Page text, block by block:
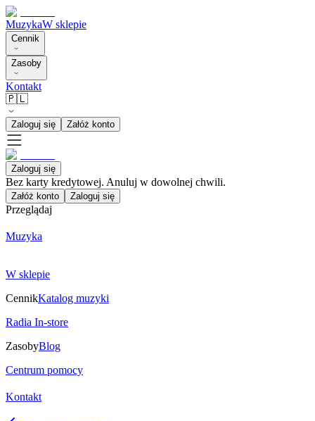
MuzykaW sklepie
Cennik
Zasoby
Kontakt
🇵🇱
Zaloguj się Załóż konto
Zaloguj się
Bez karty kredytowej. Anuluj w dowolnej chwili.
Załóż konto Zaloguj się
Przeglądaj
Muzyka
W sklepie
CennikKatalog muzyki
Radia In-store
ZasobyBlog
Centrum pomocy
Kontakt